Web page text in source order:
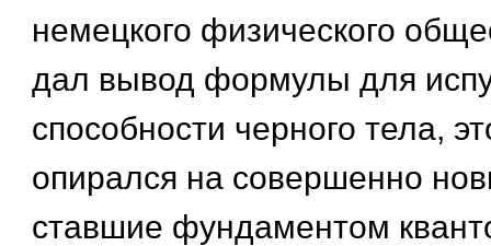
немецкого физического
дал вывод формулы для
способности черного тела,
опирался на совершенно
ставшие фундаментом